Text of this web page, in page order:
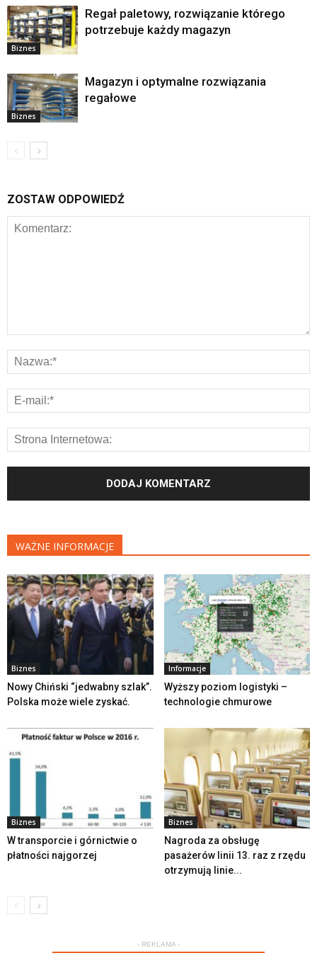
Biznes
Regał paletowy, rozwiązanie którego
potrzebuje każdy magazyn
Biznes
Magazyn i optymalne rozwiązania
regałowe
ZOSTAW ODPOWIEDŹ
WAŻNE INFORMACJE
Biznes
Nowy Chiński “jedwabny szlak”.
Polska może wiele zyskać.
Informacje
Wyższy poziom logistyki –
technologie chmurowe
Biznes
W transporcie i górnictwie o
płatności najgorzej
Biznes
Nagroda za obsługę
pasażerów linii 13. raz z rzędu
otrzymują linie...
- REKLAMA -